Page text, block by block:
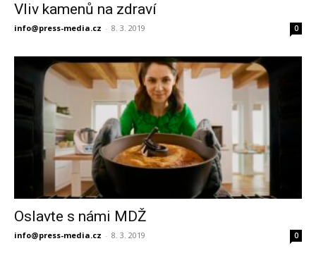
Vliv kamenů na zdraví
info@press-media.cz - 8. 3. 2019 0
Oslavte s námi MDŽ
info@press-media.cz - 8. 3. 2019 0